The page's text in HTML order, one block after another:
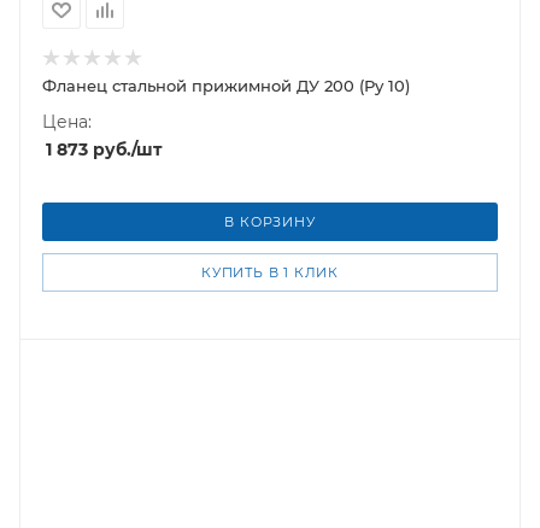
Фланец стальной прижимной ДУ 200 (Ру 10)
Цена:
1 873 руб./шт
В КОРЗИНУ
КУПИТЬ В 1 КЛИК